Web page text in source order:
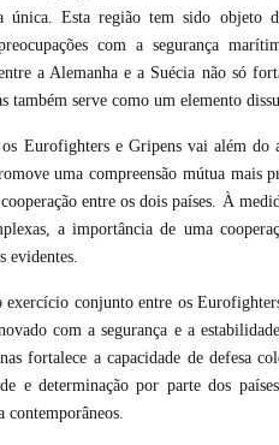
única. Esta região tem sido objeto
com a segurança
a Alemanha e a Suécia não só
também serve como um elemento
Eurofighters e Gripens vai além do
uma compreensão mútua mais
entre os dois países. À
a importância de uma
evidentes.
conjunto entre os
com a segurança e a
fortalece a capacidade de defesa
e determinação por parte dos
contemporâneos.